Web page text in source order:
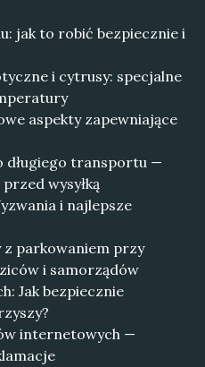
jak to robić bezpiecznie i
i cytrusy: specjalne
aspekty zapewniające
długiego transportu —
wysyłką
i najlepsze
z parkowaniem przy
i samorządów
Jak bezpiecznie
internetowych —